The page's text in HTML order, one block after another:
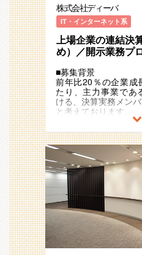
〇豊富な業務知識を
テップアップが可能。
専門性が求められる
数のお客様の業務を1
ムを組み、業務を仕
で、初心者の方でも
入れるように工夫し
ねる中で少しずつ専
ことが可能です。ま
士や税理士をはじめ
輩社員がいますので
〇安定した成長率（
す。
同社は毎年20～25％
います。連結決算業務
ソーシングサービスが
ており、2017年に売
100名のラインを超
13億円、2019年度：
度：売上20億円、
弱と、毎年20~25％
続しています。
・業務改善提案（
＜当社でのキャリアプ
①スペシャリスト
・複数の上場企業決
ため、業界・規模問
を身に着けることがで
「〇〇に関しては、
る」といった社内か
シャリスト）の道を
す。
・チーム毎に決算対
ムを取りまとめるリ
括を行うマネジメン
選択することが可能
「実務側を率いて、専
に貢献したい。」「将
も考えておりビジネス
たい」という思考をお
メントの道を極める
✩当社での就業経験
向け）✩
株式会社ディーバ
IT・インターネット系
上場企業の連結決
め）／開示業務プ
プ・知識を活かせ
経営基盤◎／◆市
■募集背景
前年比20％の企業成
たり、主力事業であ
ける、決算実務メン
と考えております。
■業務要約
大手上場会社の連結
子会社の単体決算業
す。
■業務内容
上場企業（上場子会
ェクトのPL（プロ
補）として下記業務
す。
※繰り返し業務改善
化や生産性向上の役
っていただきます。